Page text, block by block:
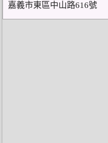
嘉義市東區中山路616號